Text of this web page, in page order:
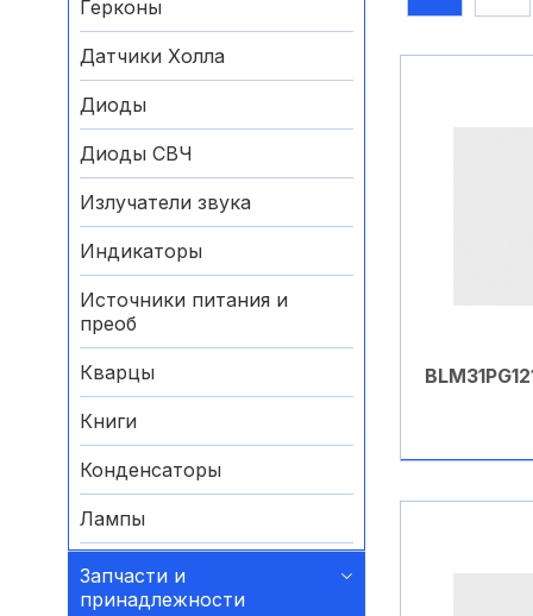
Герконы
Датчики Холла
Диоды
Диоды СВЧ
Излучатели звука
Индикаторы
Источники питания и
преоб
Кварцы
Книги
Конденсаторы
Лампы
Микросхемы
Запчасти и
принадлежности